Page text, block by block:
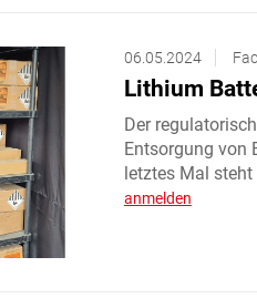
06.05.2024
Lithium
Der
Entsorgung von
letztes Mal
anmelden